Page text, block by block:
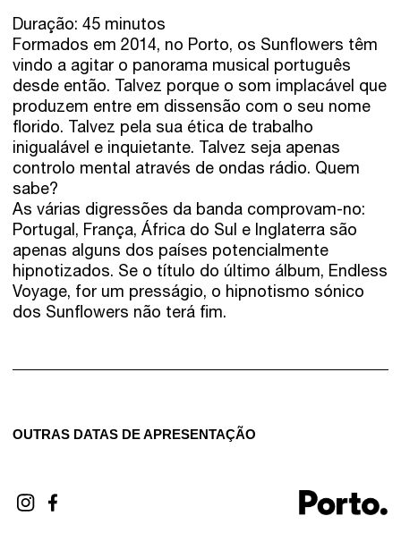
Duração: 45 minutos
Formados em 2014, no Porto, os Sunflowers têm
vindo a agitar o panorama musical português
desde então. Talvez porque o som implacável que
produzem entre em dissensão com o seu nome
florido. Talvez pela sua ética de trabalho
inigualável e inquietante. Talvez seja apenas
controlo mental através de ondas rádio. Quem
sabe?
As várias digressões da banda comprovam-no:
Portugal, França, África do Sul e Inglaterra são
apenas alguns dos países potencialmente
hipnotizados. Se o título do último álbum, Endless
Voyage, for um presságio, o hipnotismo sónico
dos Sunflowers não terá fim.
OUTRAS DATAS DE APRESENTAÇÃO